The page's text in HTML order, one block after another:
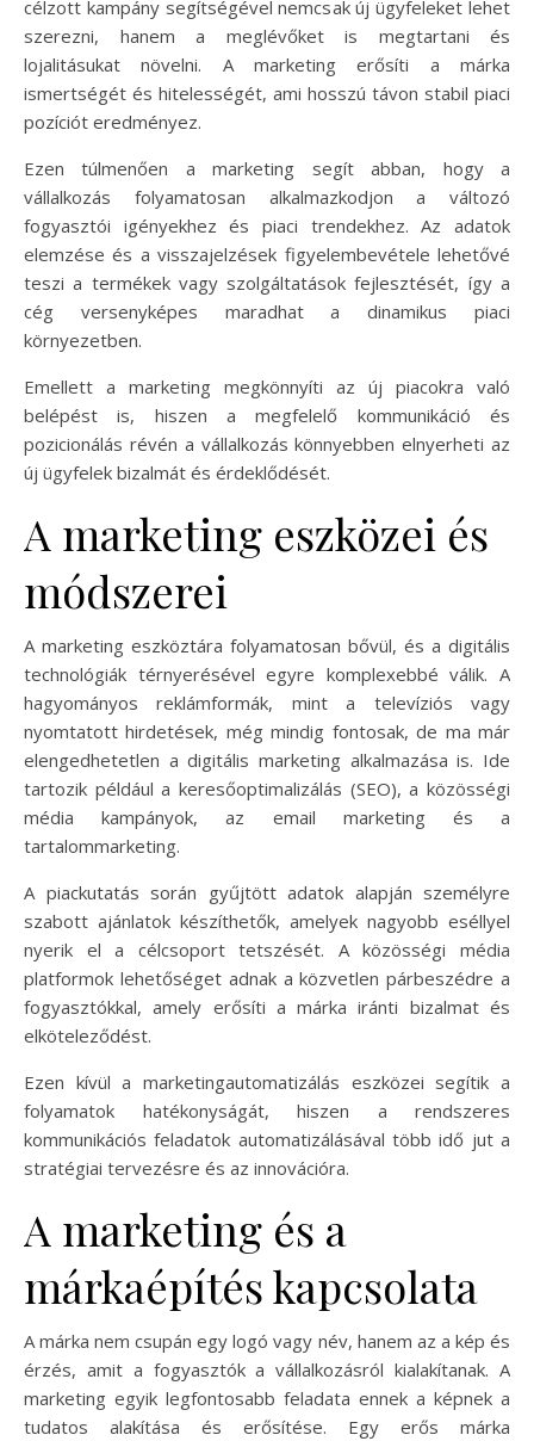
célzott kampány segítségével nemcsak új ügyfeleket lehet
szerezni, hanem a meglévőket is megtartani és
lojalitásukat növelni. A marketing erősíti a márka
ismertségét és hitelességét, ami hosszú távon stabil piaci
pozíciót eredményez.
Ezen túlmenően a marketing segít abban, hogy a
vállalkozás folyamatosan alkalmazkodjon a változó
fogyasztói igényekhez és piaci trendekhez. Az adatok
elemzése és a visszajelzések figyelembevétele lehetővé
teszi a termékek vagy szolgáltatások fejlesztését, így a
cég versenyképes maradhat a dinamikus piaci
környezetben.
Emellett a marketing megkönnyíti az új piacokra való
belépést is, hiszen a megfelelő kommunikáció és
pozicionálás révén a vállalkozás könnyebben elnyerheti az
új ügyfelek bizalmát és érdeklődését.
A marketing eszközei és
módszerei
A marketing eszköztára folyamatosan bővül, és a digitális
technológiák térnyerésével egyre komplexebbé válik. A
hagyományos reklámformák, mint a televíziós vagy
nyomtatott hirdetések, még mindig fontosak, de ma már
elengedhetetlen a digitális marketing alkalmazása is. Ide
tartozik például a keresőoptimalizálás (SEO), a közösségi
média kampányok, az email marketing és a
tartalommarketing.
A piackutatás során gyűjtött adatok alapján személyre
szabott ajánlatok készíthetők, amelyek nagyobb eséllyel
nyerik el a célcsoport tetszését. A közösségi média
platformok lehetőséget adnak a közvetlen párbeszédre a
fogyasztókkal, amely erősíti a márka iránti bizalmat és
elköteleződést.
Ezen kívül a marketingautomatizálás eszközei segítik a
folyamatok hatékonyságát, hiszen a rendszeres
kommunikációs feladatok automatizálásával több idő jut a
stratégiai tervezésre és az innovációra.
A marketing és a
márkaépítés kapcsolata
A márka nem csupán egy logó vagy név, hanem az a kép és
érzés, amit a fogyasztók a vállalkozásról kialakítanak. A
marketing egyik legfontosabb feladata ennek a képnek a
tudatos alakítása és erősítése. Egy erős márka